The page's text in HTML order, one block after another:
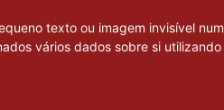
texto ou imagem invisível
vários dados sobre si